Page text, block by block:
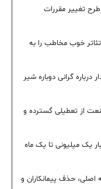
تغییر مقررات
خوب مخاطب را به
گرانی دوباره شیر
از تعطیلی گسترده و
یک میلیونی تا یک ماه
حذف پیمانکاران و